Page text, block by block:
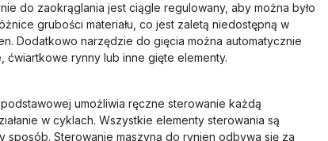
do zaokrąglania jest ciągle regulowany, aby można było
grubości materiału, co jest zaletą niedostępną w
Dodatkowo narzędzie do gięcia można automatycznie
rynny lub inne gięte elementy.
umożliwia ręczne sterowanie każdą
w cyklach. Wszystkie elementy sterowania są
Sterowanie maszyną do rynien odbywa się za